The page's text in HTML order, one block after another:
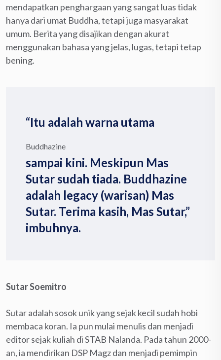
mendapatkan penghargaan yang sangat luas tidak
hanya dari umat Buddha, tetapi juga masyarakat
umum. Berita yang disajikan dengan akurat
menggunakan bahasa yang jelas, lugas, tetapi tetap
bening.
“Itu adalah warna utama
Buddhazine
sampai kini. Meskipun Mas
Sutar sudah tiada. Buddhazine
adalah legacy (warisan) Mas
Sutar. Terima kasih, Mas Sutar,”
imbuhnya.
Sutar Soemitro
Sutar adalah sosok unik yang sejak kecil sudah hobi
membaca koran. Ia pun mulai menulis dan menjadi
editor sejak kuliah di STAB Nalanda. Pada tahun 2000-
an, ia mendirikan DSP Magz dan menjadi pemimpin